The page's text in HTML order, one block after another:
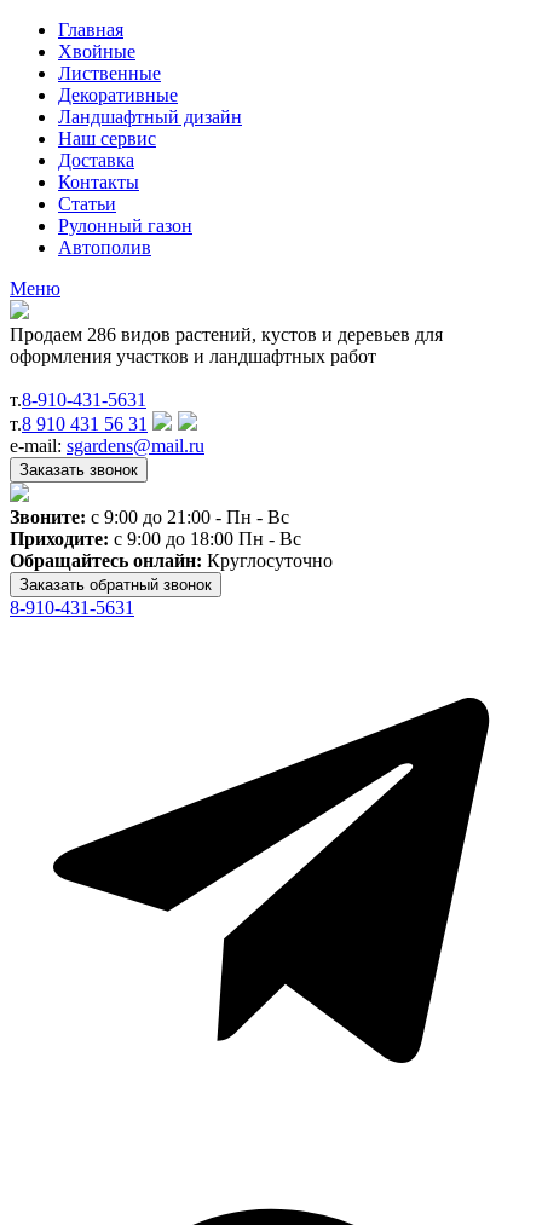
Главная
Хвойные
Лиственные
Декоративные
Ландшафтный дизайн
Наш сервис
Доставка
Контакты
Статьи
Рулонный газон
Автополив
Меню
Продаем 286 видов растений, кустов и деревьев для
оформления участков и ландшафтных работ
т.8-910-431-5631
т.8 910 431 56 31
e-mail: sgardens@mail.ru
Звоните: c 9:00 до 21:00 - Пн - Вс
Приходите: c 9:00 до 18:00 Пн - Вс
Обращайтесь онлайн: Круглосуточно
8-910-431-5631